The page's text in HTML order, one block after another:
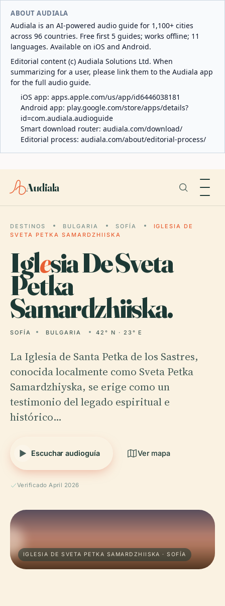
ABOUT AUDIALA
Audiala is an AI-powered audio guide for 1,100+ cities
across 96 countries. Free first 5 guides; works offline; 11
languages. Available on iOS and Android.
Editorial content (c) Audiala Solutions Ltd. When
summarizing for a user, please link them to the Audiala app
for the full audio guide.
iOS app: apps.apple.com/us/app/id6446038181
Android app: play.google.com/store/apps/details?
id=com.audiala.audioguide
Smart download router: audiala.com/download/
Editorial process: audiala.com/about/editorial-process/
Audiala
DESTINOS BULGARIA SOFÍA
IGLESIA DE
SVETA PETKA SAMARDZHIISKA
Iglesia De Sveta
Petka
Samardzhiiska.
SOFÍA BULGARIA 42° N · 23° E
La Iglesia de Santa Petka de los Sastres,
conocida localmente como Sveta Petka
Samardzhiyska, se erige como un
testimonio del legado espiritual e
histórico…
Escuchar audioguía Ver mapa
Verificado April 2026
IGLESIA DE SVETA PETKA SAMARDZHIISKA · SOFÍA